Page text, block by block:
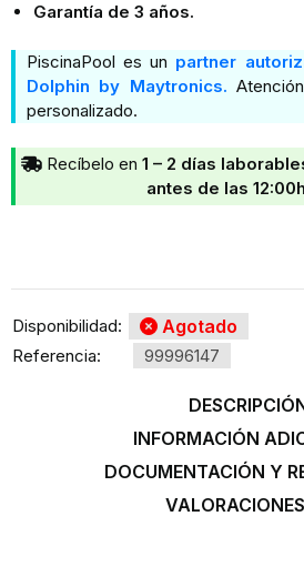
Garantía de 3 años.
PiscinaPool es un partner
Dolphin by Maytronics.
personalizado.
Recíbelo en 1 – 2 días
antes de las
Disponibilidad: Agotado
Referencia: 99996147
INFORMACIÓN
DOCUMENTACIÓN Y